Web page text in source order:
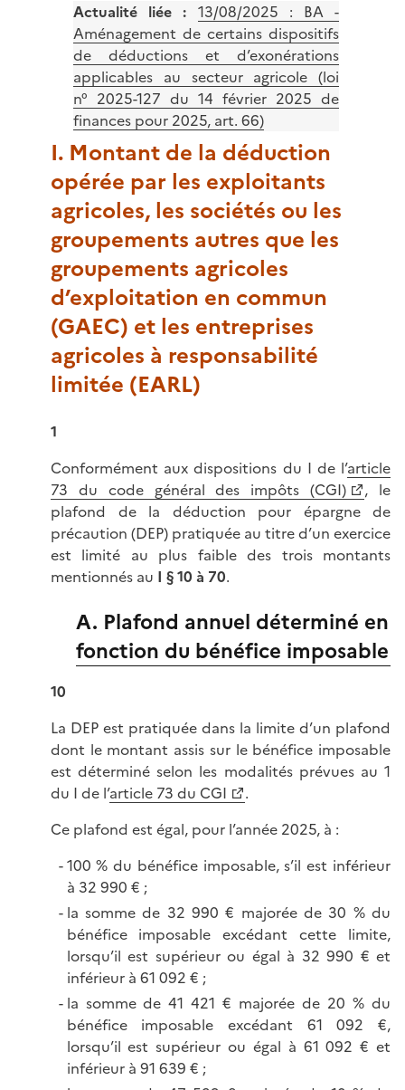
Actualité liée : 13/08/2025 : BA -
Aménagement de certains dispositifs
de déductions et d’exonérations
applicables au secteur agricole (loi
n° 2025-127 du 14 février 2025 de
finances pour 2025, art. 66)
I. Montant de la déduction
opérée par les exploitants
agricoles, les sociétés ou les
groupements autres que les
groupements agricoles
d’exploitation en commun
(GAEC) et les entreprises
agricoles à responsabilité
limitée (EARL)
1
Conformément aux dispositions du I de l’article
73 du code général des impôts (CGI)
, le
plafond de la déduction pour épargne de
précaution (DEP) pratiquée au titre d’un exercice
est limité au plus faible des trois montants
mentionnés au I § 10 à 70.
A. Plafond annuel déterminé en
fonction du bénéfice imposable
10
La DEP est pratiquée dans la limite d’un plafond
dont le montant assis sur le bénéfice imposable
est déterminé selon les modalités prévues au 1
du I de l’article 73 du CGI
.
Ce plafond est égal, pour l’année 2025, à :
100 % du bénéfice imposable, s’il est inférieur
à 32 990 € ;
la somme de 32 990 € majorée de 30 % du
bénéfice imposable excédant cette limite,
lorsqu’il est supérieur ou égal à 32 990 € et
inférieur à 61 092 € ;
la somme de 41 421 € majorée de 20 % du
bénéfice imposable excédant 61 092 €,
lorsqu’il est supérieur ou égal à 61 092 € et
inférieur à 91 639 € ;